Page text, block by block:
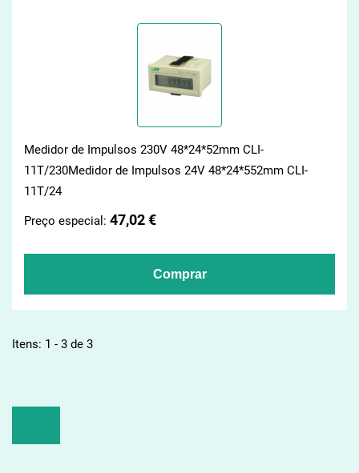
Medidor de Impulsos 230V 48*24*52mm CLI-
11T/230Medidor de Impulsos 24V 48*24*552mm CLI-
11T/24
Preço especial: 47,02 €
Itens: 1 - 3 de 3